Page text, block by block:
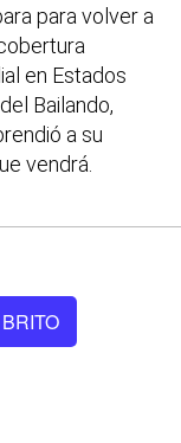
para volver a
en Estados
Bailando,
a su
vendrá.